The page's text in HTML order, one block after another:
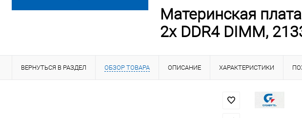
Материнская
2x DDR4 DIMM,
ВЕРНУТЬСЯ В РАЗДЕЛ ОБЗОР ТОВАРА ОПИСАНИЕ ХАРАКТЕРИСТИКИ